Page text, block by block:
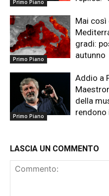
Primo Piano
Primo Piano
Mai così
gradi:
autunno
Primo Piano
Addio a
della
LASCIA UN COMMENTO